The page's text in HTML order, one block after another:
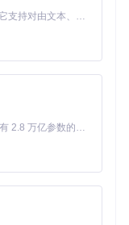
心算法。它就像
"（加速度、角速
就像导航系统不断
机如何将这个简
"期望状态"和"实际
，你会踩油门（比
MiniMax H3 是一个通用的全模态生成系统。它支持对由文本、图像、视频和音频组成的多模态上下文进行统一理解，并能生成分辨率高达 2K、时长可达 15 秒的带原生立体声音频的视频。得益于面向任务泛化的系统设计，H3 在预训练阶段就已具备广泛的多模态上下文理解与生成能力，能够出色地执行复杂的多模态指令。
Kimi K3 是Kimi能力最强的模型：这是一个拥有 2.8 万亿参数的混合专家（MoE）模型，具备原生视觉理解能力，并支持 100 万 token 的上下文窗口。